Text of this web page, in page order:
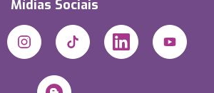
Mídias Sociais